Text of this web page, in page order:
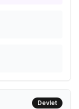
Devlet